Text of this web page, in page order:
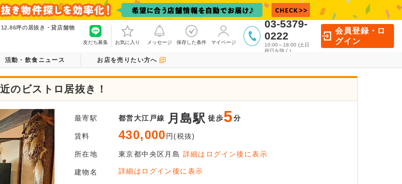
坪の居抜き・貸店舗物
友だち募集 お気に入り メッセージ 保存した条件 マイページ
03-5379-
0222
10:00～18:00 (土日
祝日を除く)
会員登録・ロ
グイン
活動・飲食ニュース お店を売りたい方へ
のビストロ居抜き！
会員登録後
最寄駅 都営大江戸線 月島駅 徒歩5分
賃料 430,000円(税抜)
所在地 東京都中央区 月島 詳細はログイン後に表示
建物名 詳細はログイン後に表示